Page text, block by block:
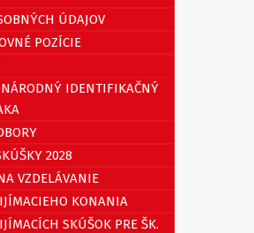
ÚDAJOV
POZÍCIE
IDENTIFIKAČNÝ
2028
VZDELÁVANIE
KONANIA
SKÚŠOK PRE ŠK.